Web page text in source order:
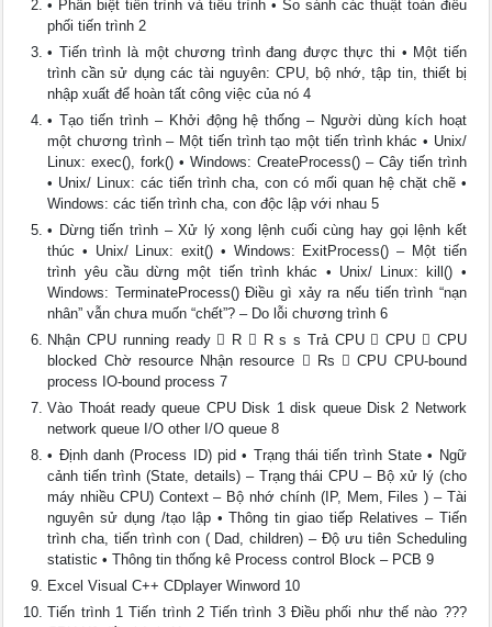
• Phân biệt tiến trình và tiểu trình • So sánh các thuật toán điều
phối tiến trình 2
• Tiến trình là một chương trình đang được thực thi • Một tiến
trình cần sử dụng các tài nguyên: CPU, bộ nhớ, tập tin, thiết bị
nhập xuất để hoàn tất công việc của nó 4
• Tạo tiến trình – Khởi động hệ thống – Người dùng kích hoạt
một chương trình – Một tiến trình tạo một tiến trình khác • Unix/
Linux: exec(), fork() • Windows: CreateProcess() – Cây tiến trình
• Unix/ Linux: các tiến trình cha, con có mối quan hệ chặt chẽ •
Windows: các tiến trình cha, con độc lập với nhau 5
• Dừng tiến trình – Xử lý xong lệnh cuối cùng hay gọi lệnh kết
thúc • Unix/ Linux: exit() • Windows: ExitProcess() – Một tiến
trình yêu cầu dừng một tiến trình khác • Unix/ Linux: kill() •
Windows: TerminateProcess() Điều gì xảy ra nếu tiến trình “nạn
nhân” vẫn chưa muốn “chết”? – Do lỗi chương trình 6
Nhận CPU running ready  R  R s s Trả CPU  CPU  CPU
blocked Chờ resource Nhận resource  Rs  CPU CPU-bound
process IO-bound process 7
Vào Thoát ready queue CPU Disk 1 disk queue Disk 2 Network
network queue I/O other I/O queue 8
• Định danh (Process ID) pid • Trạng thái tiến trình State • Ngữ
cảnh tiến trình (State, details) – Trạng thái CPU – Bộ xử lý (cho
máy nhiều CPU) Context – Bộ nhớ chính (IP, Mem, Files ) – Tài
nguyên sử dụng /tạo lập • Thông tin giao tiếp Relatives – Tiến
trình cha, tiến trình con ( Dad, children) – Độ ưu tiên Scheduling
statistic • Thông tin thống kê Process control Block – PCB 9
Excel Visual C++ CDplayer Winword 10
Tiến trình 1 Tiến trình 2 Tiến trình 3 Điều phối như thế nào ???